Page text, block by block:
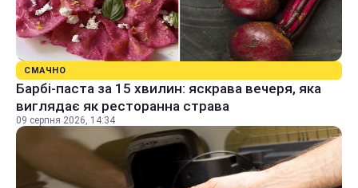
СМАЧНО
Барбі-паста за 15 хвилин: яскрава вечеря, яка
виглядає як ресторанна страва
09 серпня 2026, 14:34